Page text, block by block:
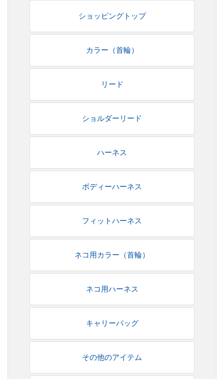
ショッピングトップ
カラー（首輪）
リード
ショルダーリード
ハーネス
ボディーハーネス
フィットハーネス
ネコ用カラー（首輪）
ネコ用ハーネス
キャリーバッグ
その他のアイテム